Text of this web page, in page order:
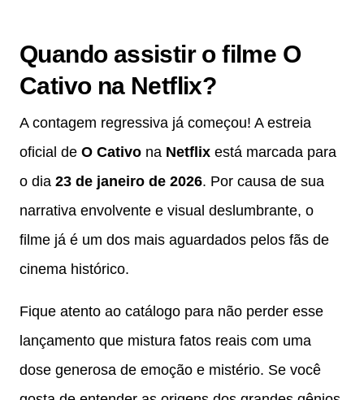
Quando assistir o filme O
Cativo na Netflix?
A contagem regressiva já começou! A estreia
oficial de O Cativo na Netflix está marcada para
o dia 23 de janeiro de 2026. Por causa de sua
narrativa envolvente e visual deslumbrante, o
filme já é um dos mais aguardados pelos fãs de
cinema histórico.
Fique atento ao catálogo para não perder esse
lançamento que mistura fatos reais com uma
dose generosa de emoção e mistério. Se você